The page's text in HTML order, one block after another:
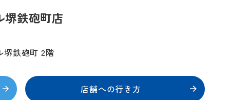
鉄砲町店
堺鉄砲町 2階
店舗への行き方